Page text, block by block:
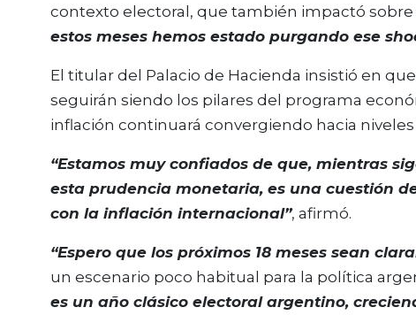
contexto electoral, que también impactó sobre
estos meses hemos estado purgando ese
El titular del Palacio de Hacienda insistió en
seguirán siendo los pilares del programa
inflación continuará convergiendo hacia
“Estamos muy confiados de que, mientras
esta prudencia monetaria, es una cuestión
con la inflación internacional”, afirmó.
“Espero que los próximos 18 meses sean
un escenario poco habitual para la política
es un año clásico electoral argentino,